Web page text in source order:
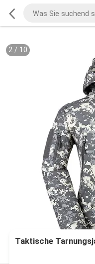
2/ 10
Taktische